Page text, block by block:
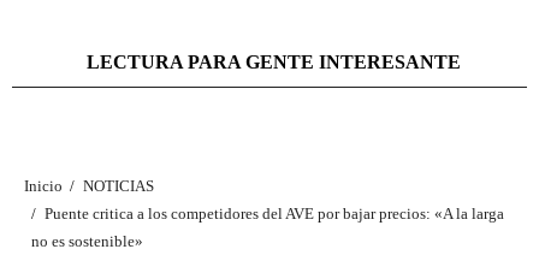
LECTURA PARA GENTE INTERESANTE
Inicio
NOTICIAS
Puente critica a los competidores del AVE por bajar precios: «A la larga
no es sostenible»